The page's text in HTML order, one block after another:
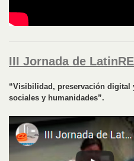
III Jornada de
“Visibilidad, preservación digital
sociales y humanidades”.